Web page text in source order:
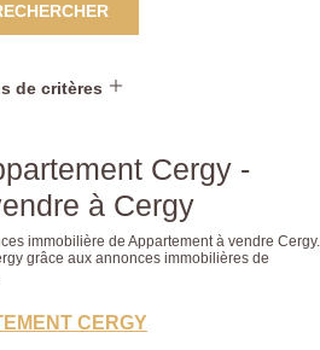
de critères
Cergy -
à Cergy
immobilière de Appartement à vendre Cergy.
grâce aux annonces immobilières de
CERGY